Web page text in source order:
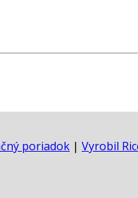
poriadok | Vyrobil